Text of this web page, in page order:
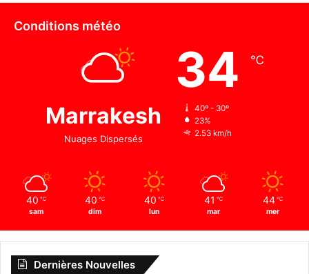
Conditions météo
Marrakesh
Nuages Dispersés
34 ℃
40º - 30º
23%
2.53 km/h
40 ℃
sam
40 ℃
dim
40 ℃
lun
41 ℃
mar
44 ℃
mer
Dernières Nouvelles